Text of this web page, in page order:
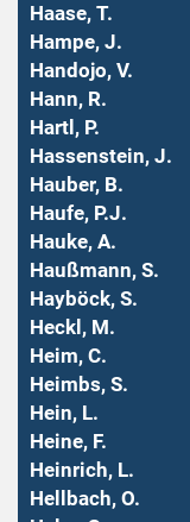
Haase, T.
Hampe, J.
Handojo, V.
Hann, R.
Hartl, P.
Hassenstein, J.
Hauber, B.
Haufe, P.J.
Hauke, A.
Haußmann, S.
Hayböck, S.
Heckl, M.
Heim, C.
Heimbs, S.
Hein, L.
Heine, F.
Heinrich, L.
Hellbach, O.